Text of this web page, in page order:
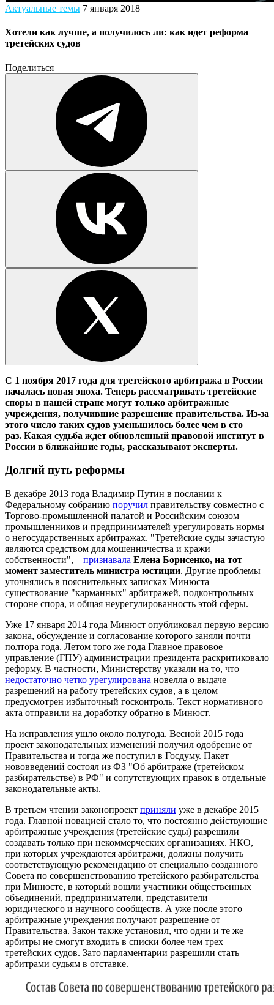
Актуальные темы 7 января 2018
Хотели как лучше, а получилось ли: как идет реформа
третейских судов
Поделиться
С 1 ноября 2017 года для третейского арбитража в России
началась новая эпоха. Теперь рассматривать третейские
споры в нашей стране могут только арбитражные
учреждения, получившие разрешение правительства. Из-за
этого число таких судов уменьшилось более чем в сто
раз. Какая судьба ждет обновленный правовой институт в
России в ближайшие годы, рассказывают эксперты.
Долгий путь реформы
В декабре 2013 года Владимир Путин в послании к
Федеральному собранию поручил правительству совместно с
Торгово-промышленной палатой и Российским союзом
промышленников и предпринимателей урегулировать нормы
о негосударственных арбитражах. "Третейские суды зачастую
являются средством для мошенничества и кражи
собственности", – признавала Елена Борисенко, на тот
момент заместитель министра юстиции. Другие проблемы
уточнялись в пояснительных записках Минюста –
существование "карманных" арбитражей, подконтрольных
стороне спора, и общая неурегулированность этой сферы.
Уже 17 января 2014 года Минюст опубликовал первую версию
закона, обсуждение и согласование которого заняли почти
полтора года. Летом того же года Главное правовое
управление (ГПУ) администрации президента раскритиковало
реформу. В частности, Министерству указали на то, что
недостаточно четко урегулирована новелла о выдаче
разрешений на работу третейских судов, а в целом
предусмотрен избыточный госконтроль. Текст нормативного
акта отправили на доработку обратно в Минюст.
На исправления ушло около полугода. Весной 2015 года
проект законодательных изменений получил одобрение от
Правительства и тогда же поступил в Госдуму. Пакет
нововведений состоял из ФЗ "Об арбитраже (третейском
разбирательстве) в РФ" и сопутствующих правок в отдельные
законодательные акты.
В третьем чтении законопроект приняли уже в декабре 2015
года. Главной новацией стало то, что постоянно действующие
арбитражные учреждения (третейские суды) разрешили
создавать только при некоммерческих организациях. НКО,
при которых учреждаются арбитражи, должны получить
соответствующую рекомендацию от специально созданного
Совета по совершенствованию третейского разбирательства
при Минюсте, в который вошли участники общественных
объединений, предприниматели, представители
юридического и научного сообществ. А уже после этого
арбитражные учреждения получают разрешение от
Правительства. Закон также установил, что одни и те же
арбитры не смогут входить в списки более чем трех
третейских судов. Зато парламентарии разрешили стать
арбитрами судьям в отставке.